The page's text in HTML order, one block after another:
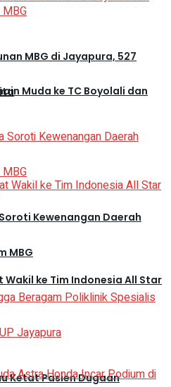
MBG di Jayapura, 527
Kewenangan Daerah
MBG
Ketat Pasien Dugaan
Muda ke TC Boyolali dan
Wakil ke Tim Indonesia All Star